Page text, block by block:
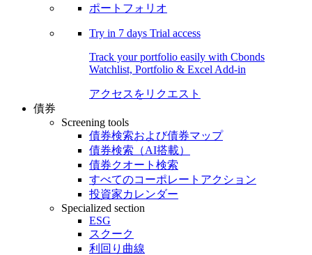
ポートフォリオ
Try in 7 days Trial access
Track your portfolio easily with Cbonds
Watchlist, Portfolio & Excel Add-in
アクセスをリクエスト
債券
Screening tools
債券検索および債券マップ
債券検索（AI搭載）
債券クオート検索
すべてのコーポレートアクション
投資家カレンダー
Specialized section
ESG
スクーク
利回り曲線